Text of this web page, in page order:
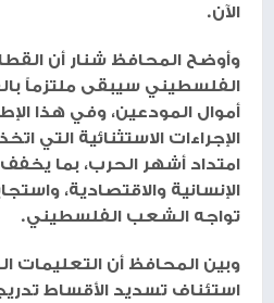
الآن.
وأوضح المحافظ شنار أن
الفلسطيني سيبقى ملتزماً
أموال المودعين، وفي هذا
الإجراءات الاستثنائية التي
امتداد أشهر الحرب، بما
الإنسانية والاقتصادية،
تواجه الشعب الفلسطيني.
وبين المحافظ أن التعليمات
استئناف تسديد الأقساط